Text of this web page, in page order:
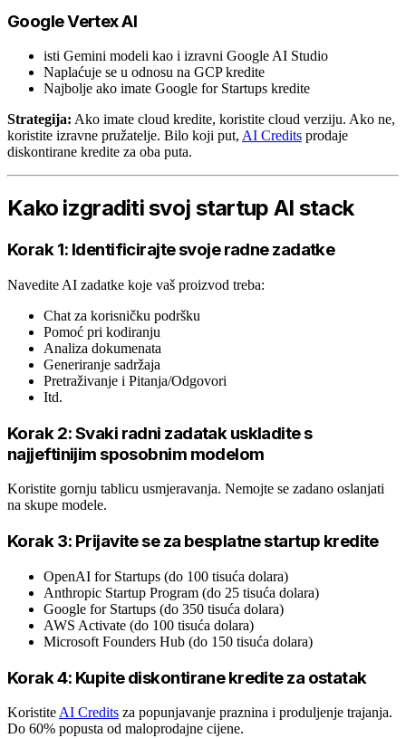
Google Vertex AI
isti Gemini modeli kao i izravni Google AI Studio
Naplaćuje se u odnosu na GCP kredite
Najbolje ako imate Google for Startups kredite
Strategija: Ako imate cloud kredite, koristite cloud verziju. Ako ne,
koristite izravne pružatelje. Bilo koji put, AI Credits prodaje
diskontirane kredite za oba puta.
Kako izgraditi svoj startup AI stack
Korak 1: Identificirajte svoje radne zadatke
Navedite AI zadatke koje vaš proizvod treba:
Chat za korisničku podršku
Pomoć pri kodiranju
Analiza dokumenata
Generiranje sadržaja
Pretraživanje i Pitanja/Odgovori
Itd.
Korak 2: Svaki radni zadatak uskladite s
najjeftinijim sposobnim modelom
Koristite gornju tablicu usmjeravanja. Nemojte se zadano oslanjati
na skupe modele.
Korak 3: Prijavite se za besplatne startup kredite
OpenAI for Startups (do 100 tisuća dolara)
Anthropic Startup Program (do 25 tisuća dolara)
Google for Startups (do 350 tisuća dolara)
AWS Activate (do 100 tisuća dolara)
Microsoft Founders Hub (do 150 tisuća dolara)
Korak 4: Kupite diskontirane kredite za ostatak
Koristite AI Credits za popunjavanje praznina i produljenje trajanja.
Do 60% popusta od maloprodajne cijene.